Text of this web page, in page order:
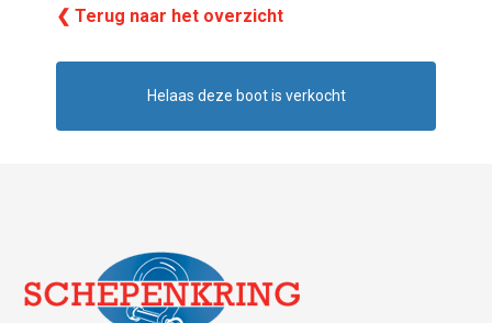
❮ Terug naar het overzicht
Helaas deze boot is verkocht